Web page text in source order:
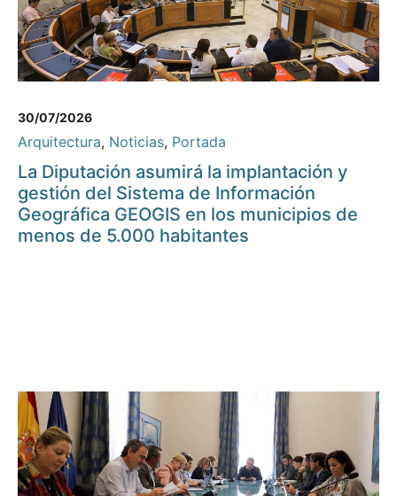
30/07/2026
Arquitectura, Noticias, Portada
La Diputación asumirá la implantación y
gestión del Sistema de Información
Geográfica GEOGIS en los municipios de
menos de 5.000 habitantes